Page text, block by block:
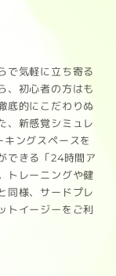
で気軽に立ち寄る
、初心者の方はも
底的にこだわりぬ
、新感覚シミュレ
ングスペースを
できる「24時間ア
トレーニングや健
同様、サードプレ
トイージーをご利